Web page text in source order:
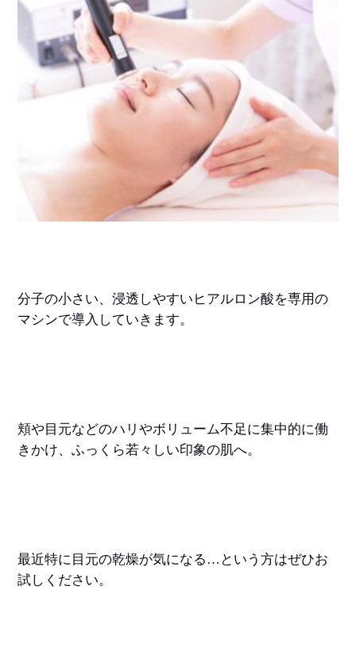
分子の小さい、浸透しやすいヒアルロン酸を専用の
マシンで導入していきます。
頬や目元などのハリやボリューム不足に集中的に働
きかけ、ふっくら若々しい印象の肌へ。
最近特に目元の乾燥が気になる … という方はぜひお
試しください。